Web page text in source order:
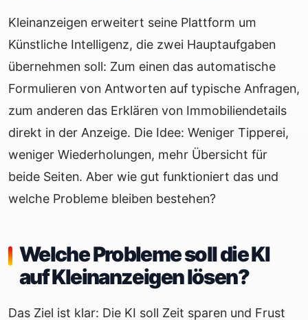
Kleinanzeigen erweitert seine Plattform um
Künstliche Intelligenz, die zwei Hauptaufgaben
übernehmen soll: Zum einen das automatische
Formulieren von Antworten auf typische Anfragen,
zum anderen das Erklären von Immobiliendetails
direkt in der Anzeige. Die Idee: Weniger Tipperei,
weniger Wiederholungen, mehr Übersicht für
beide Seiten. Aber wie gut funktioniert das und
welche Probleme bleiben bestehen?
Welche Probleme soll die KI
auf Kleinanzeigen lösen?
Das Ziel ist klar: Die KI soll Zeit sparen und Frust